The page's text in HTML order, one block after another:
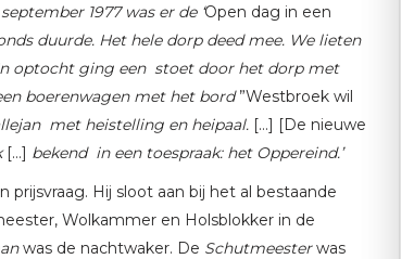
1977 was er de ‘Open dag in een
duurde. Het hele dorp deed mee. We lieten
optocht ging een stoet door het dorp met
boerenwagen met het bord”Westbroek wil
met heistelling en heipaal. […] [De nieuwe
[…] bekend in een toespraak: het Oppereind.’
Hij sloot aan bij het al bestaande
Wolkammer en Holsblokker in de
was de nachtwaker. De Schutmeesterwas